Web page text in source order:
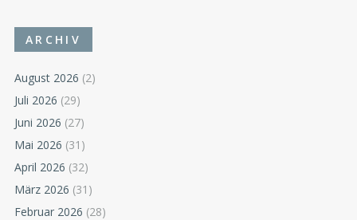
ARCHIV
August 2026 (2)
Juli 2026 (29)
Juni 2026 (27)
Mai 2026 (31)
April 2026 (32)
März 2026 (31)
Februar 2026 (28)